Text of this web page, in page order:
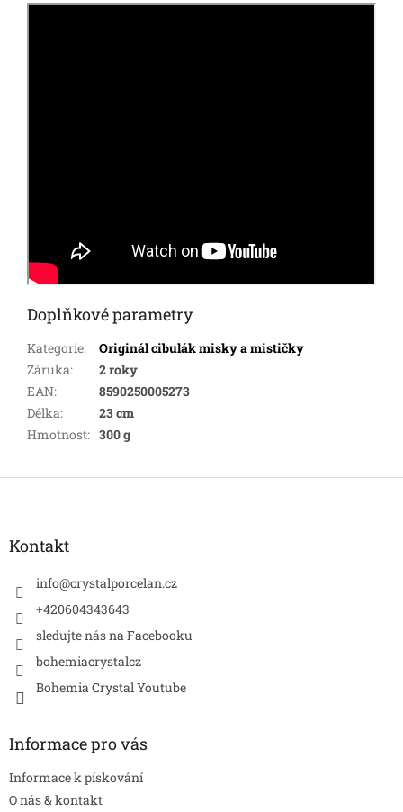
Doplňkové parametry
Kategorie:
Originál cibulák misky a mističky
Záruka:
2 roky
EAN:
8590250005273
Délka:
23 cm
Hmotnost: 300 g
Z
Kontakt
info@crystalporcelan.cz
+420604343643
sledujte nás na Facebooku
bohemiacrystalcz
Bohemia Crystal Youtube
Informace pro vás
Informace k pískování
O nás & kontakt